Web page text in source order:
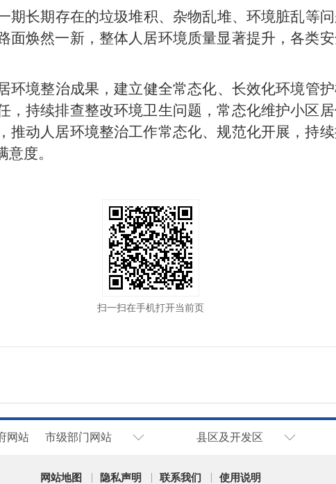
期长期存在的垃圾堆积、杂物乱堆、环境脏乱等
面焕然一新，整体人居环境质量显著提升，各类
环境整治成果，建立健全常态化、长效化环境管
，持续排查整改环境卫生问题，常态化维护小区
推动人居环境整治工作常态化、规范化开展，持
度。
扫一扫在手机打开当前页
网站 市级部门网站 县区及开发区
网站地图 隐私声明 联系我们 使用说明